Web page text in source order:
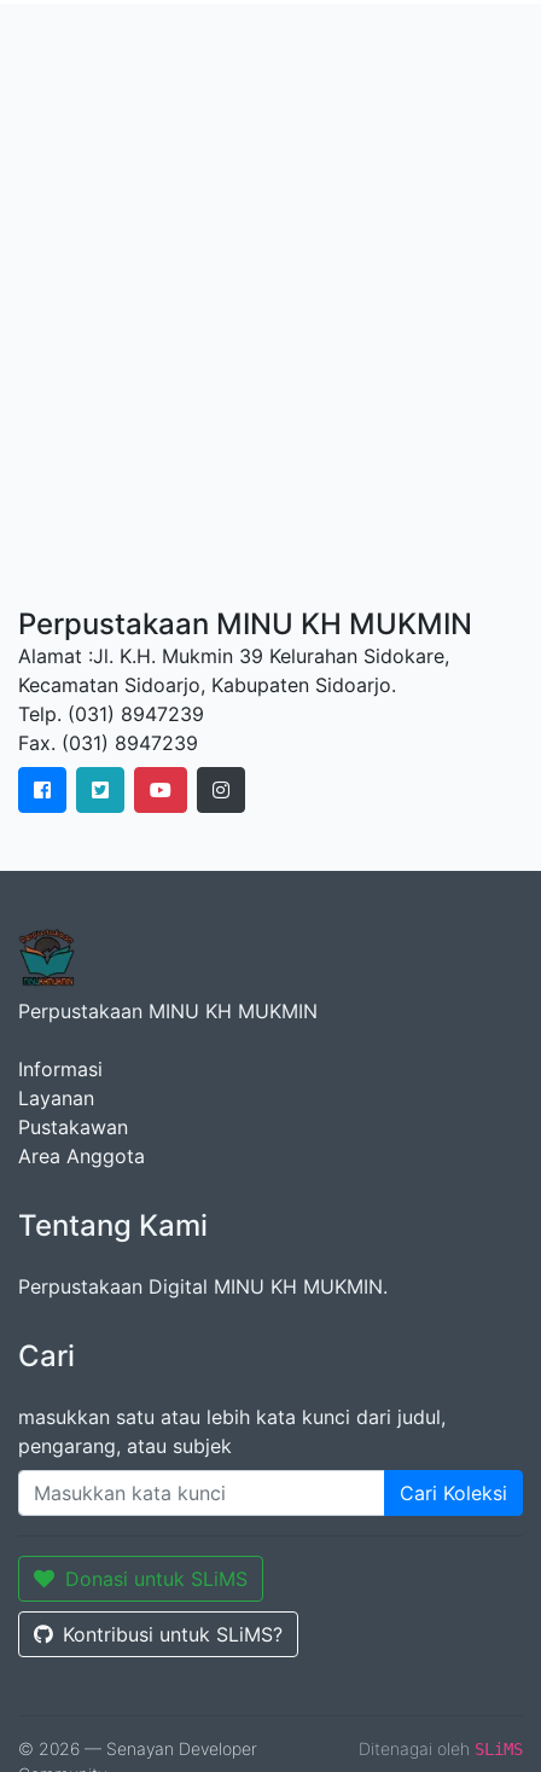
Perpustakaan MINU KH MUKMIN
Alamat :Jl. K.H. Mukmin 39 Kelurahan Sidokare,
Kecamatan Sidoarjo, Kabupaten Sidoarjo.
Telp. (031) 8947239
Fax. (031) 8947239
Perpustakaan MINU KH MUKMIN
Informasi
Layanan
Pustakawan
Area Anggota
Tentang Kami
Perpustakaan Digital MINU KH MUKMIN.
Cari
masukkan satu atau lebih kata kunci dari judul,
pengarang, atau subjek
Cari Koleksi
Donasi untuk SLiMS
Kontribusi untuk SLiMS?
© 2026 — Senayan Developer
Ditenagai oleh SLiMS